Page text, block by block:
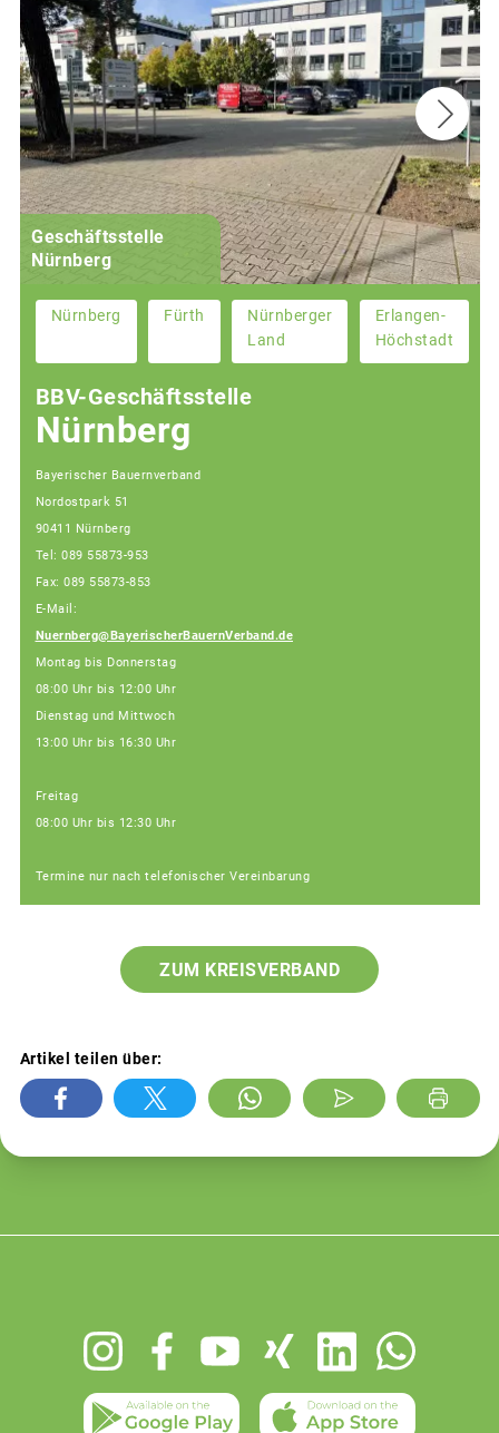
Geschäftsstelle
Nürnberg
Nürnberg Fürth
Nürnberger
Land
Erlangen-
Höchstadt
BBV-Geschäftsstelle
Nürnberg
Bayerischer Bauernverband
Nordostpark 51
90411 Nürnberg
Tel: 089 55873-953
Fax: 089 55873-853
E-Mail:
Nuernberg@BayerischerBauernVerband.de
Montag bis Donnerstag
08:00 Uhr bis 12:00 Uhr
Dienstag und Mittwoch
13:00 Uhr bis 16:30 Uhr
Freitag
08:00 Uhr bis 12:30 Uhr
Termine nur nach telefonischer Vereinbarung
ZUM KREISVERBAND
Artikel teilen über: